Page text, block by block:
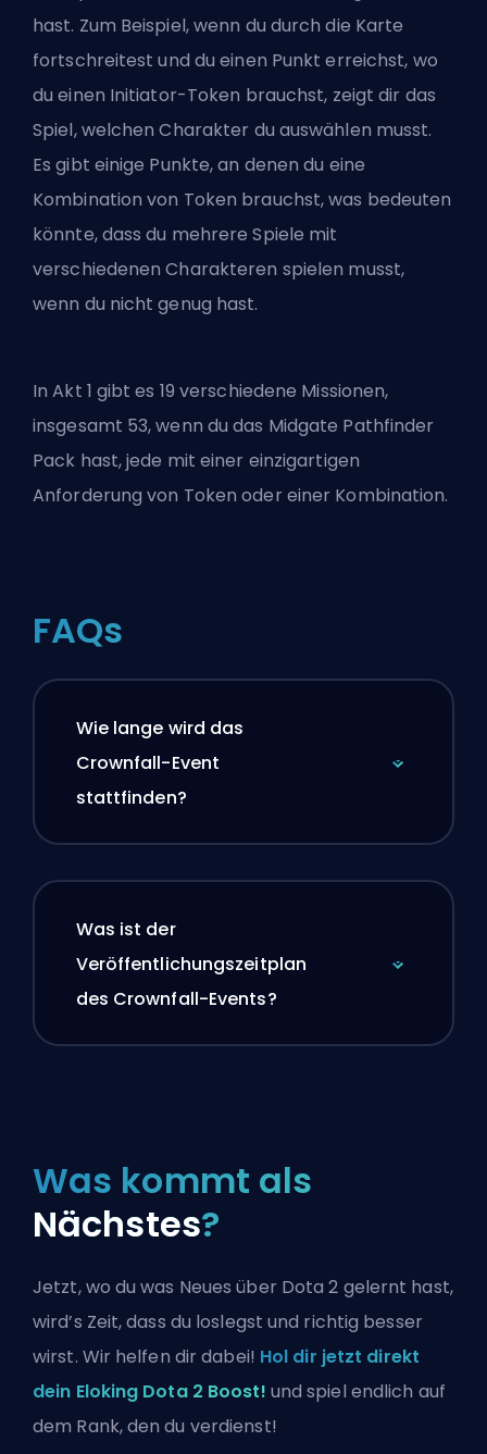
hast. Zum Beispiel, wenn du durch die Karte
fortschreitest und du einen Punkt erreichst, wo
du einen Initiator-Token brauchst, zeigt dir das
Spiel, welchen Charakter du auswählen musst.
Es gibt einige Punkte, an denen du eine
Kombination von Token brauchst, was bedeuten
könnte, dass du mehrere Spiele mit
verschiedenen Charakteren spielen musst,
wenn du nicht genug hast.
In Akt 1 gibt es 19 verschiedene Missionen,
insgesamt 53, wenn du das Midgate Pathfinder
Pack hast, jede mit einer einzigartigen
Anforderung von Token oder einer Kombination.
FAQs
Wie lange wird das
Crownfall-Event
stattfinden?
Was ist der
Veröffentlichungszeitplan
des Crownfall-Events?
Was kommt als
Nächstes?
Jetzt, wo du was Neues über Dota 2 gelernt hast,
wird’s Zeit, dass du loslegst und richtig besser
wirst. Wir helfen dir dabei! Hol dir jetzt direkt
dein Eloking Dota 2 Boost! und spiel endlich auf
dem Rank, den du verdienst!